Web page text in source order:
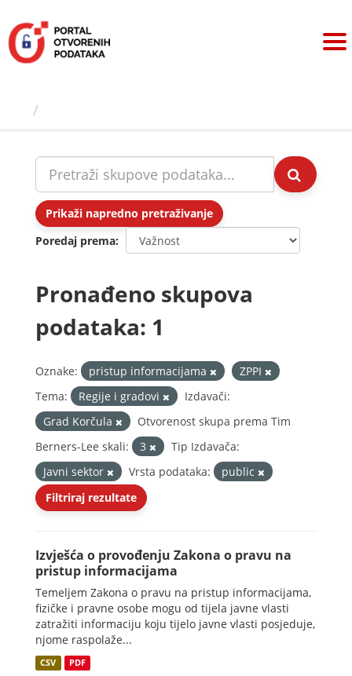
sadržaj
Prikaži napredno pretraživanje
Poredaj prema
Pronađeno skupova
podataka: 1
Oznake: pristup informacijama
ZPPI
Tema:
Regije i gradovi
Izdavači:
Grad Korčula
Otvorenost skupa prema Tim
Berners-Lee skali:
3
Tip Izdavača:
Javni sektor
Vrsta podataka:
public
Filtriraj rezultate
Izvješća o provođenju Zakona o pravu na
pristup informacijama
Temeljem Zakona o pravu na pristup informacijama,
fizičke i pravne osobe mogu od tijela javne vlasti
zatražiti informaciju koju tijelo javne vlasti posjeduje,
njome raspolaže...
CSV PDF